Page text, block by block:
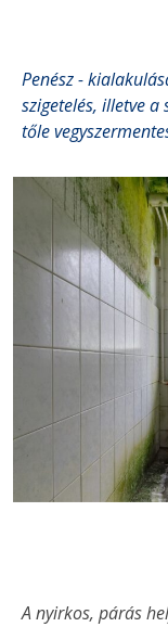
Penész -
szigetelés, illetve
tőle
A nyirkos, párás